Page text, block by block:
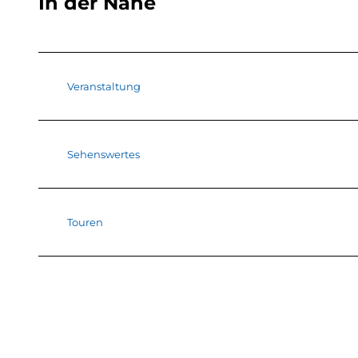
Veranstaltung
Sehenswertes
Touren